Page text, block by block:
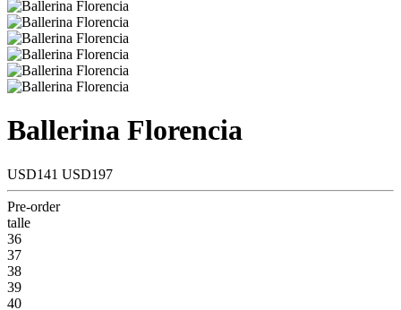
Ballerina Florencia
USD141 USD197
Pre-order
talle
36
37
38
39
40